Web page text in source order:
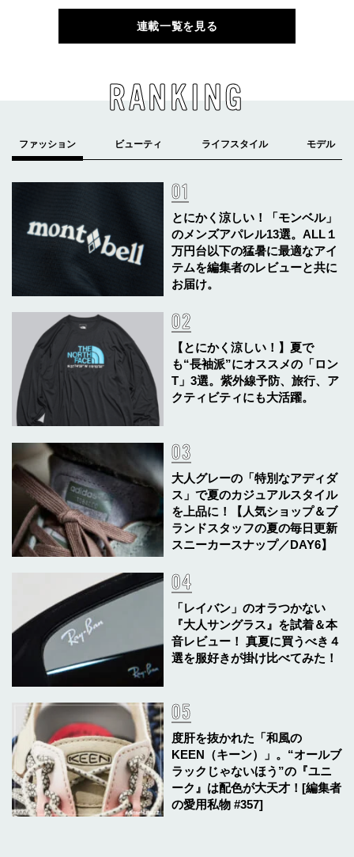
連載一覧を見る
RANKING
とにかく涼しい！「モンベル」
のメンズアパレル13選。ALL１
万円台以下の猛暑に最適なアイ
テムを編集者のレビューと共に
お届け。
【とにかく涼しい！】夏で
も“長袖派”にオススメの「ロン
T」3選。紫外線予防、旅行、ア
クティビティにも大活躍。
大人グレーの「特別なアディダ
ス」で夏のカジュアルスタイル
を上品に！【人気ショップ＆ブ
ランドスタッフの夏の毎日更新
スニーカースナップ／DAY6】
「レイバン」のオラつかない
『大人サングラス』を試着＆本
音レビュー！ 真夏に買うべき４
選を服好きが掛け比べてみた！
度肝を抜かれた「和風の
KEEN（キーン）」。“オールブ
ラックじゃないほう”の『ユニ
ーク』は配色が大天才！[編集者
の愛用私物 #357]